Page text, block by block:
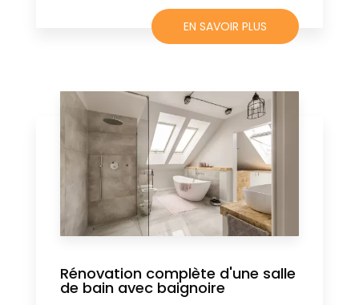
EN SAVOIR PLUS
Rénovation complète d'une salle
de bain avec baignoire